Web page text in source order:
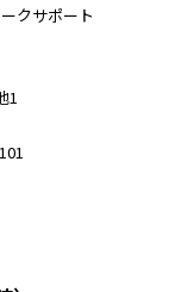
クサポート
1